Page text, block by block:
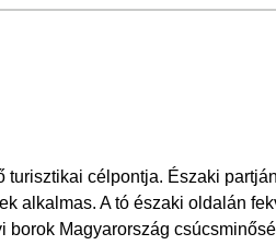
célpontja. Északi
alkalmas. A tó északi oldalán
Magyarország